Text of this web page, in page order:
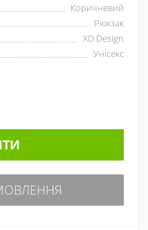
Коричневий
Рюкзак
XD Design
Унісекс